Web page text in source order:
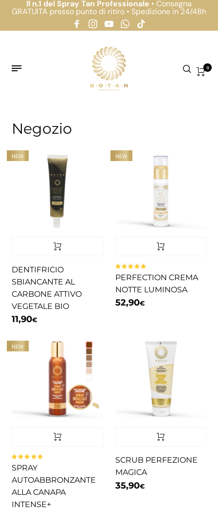
Il n.1 del Spray Tan Professionale • Consegna
GRATUITA presso punto di ritiro • Spedizione in 24/48h
0
Negozio
NEW
DENTIFRICIO
SBIANCANTE AL
CARBONE ATTIVO
VEGETALE BIO
11,90€
NEW
Valutato
5.00su 5
PERFECTION CREMA
NOTTE LUMINOSA
52,90€
NEW
Valutato
5.00su 5
SPRAY
AUTOABBRONZANTE
ALLA CANAPA
INTENSE+
SCRUB PERFEZIONE
MAGICA
35,90€